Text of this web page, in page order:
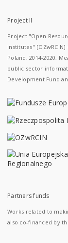
Project II
Project "Open
Institutes"
Poland, 2014-2020,
public sector
Development Fund
Partners funds
Works related to
also co-financed by